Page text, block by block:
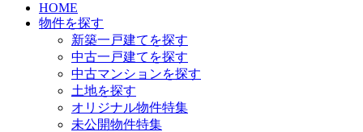
HOME
物件を探す
新築一戸建てを探す
中古一戸建てを探す
中古マンションを探す
土地を探す
オリジナル物件特集
未公開物件特集